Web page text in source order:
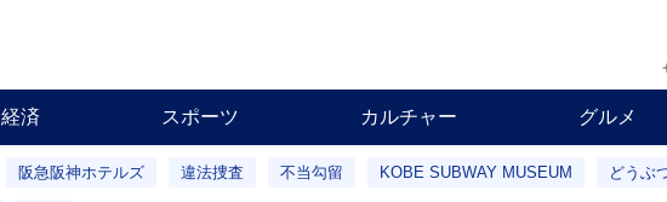
経済 スポーツ カルチャー グルメ
阪急阪神ホテルズ 違法捜査 不当勾留 KOBE SUBWAY MUSEUM どうぶ